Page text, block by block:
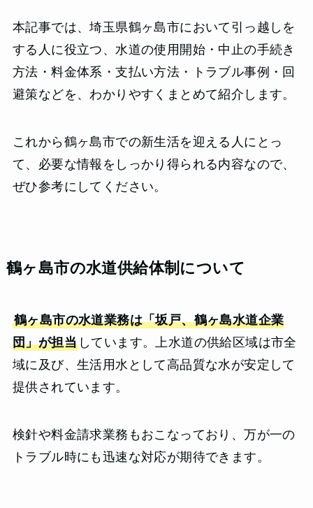
本記事では、埼玉県鶴ヶ島市において引っ越しを
する人に役立つ、水道の使用開始・中止の手続き
方法・料金体系・支払い方法・トラブル事例・回
避策などを、わかりやすくまとめて紹介します。
これから鶴ヶ島市での新生活を迎える人にとっ
て、必要な情報をしっかり得られる内容なので、
ぜひ参考にしてください。
鶴ヶ島市の水道供給体制について
鶴ヶ島市の水道業務は「坂戸、鶴ヶ島水道企業
団」が担当しています。上水道の供給区域は市全
域に及び、生活用水として高品質な水が安定して
提供されています。
検針や料金請求業務もおこなっており、万が一の
トラブル時にも迅速な対応が期待できます。